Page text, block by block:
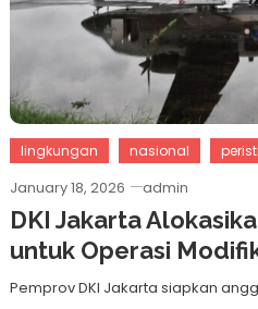
lingkungan nasional
January 18, 2026 admin
DKI Jakarta
untuk Operasi
Pemprov DKI Jakarta siapkan